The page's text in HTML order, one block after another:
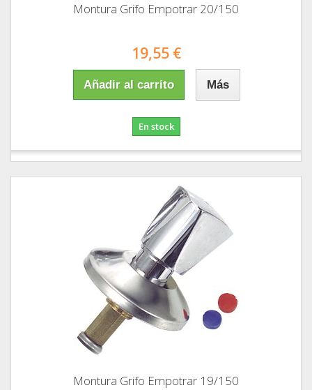
Montura Grifo Empotrar 20/150
19,55 €
Añadir al carrito Más
En stock
Montura Grifo Empotrar 19/150